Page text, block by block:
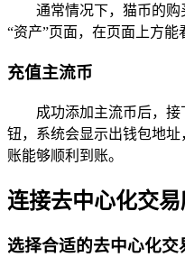
通常情况下，猫币的
“资产”页面，在页面上方
充值主流币
成功添加主流币后，
钮，系统会显示出钱包地
账能够顺利到账。
连接去中心化交易
选择合适的去中心化交